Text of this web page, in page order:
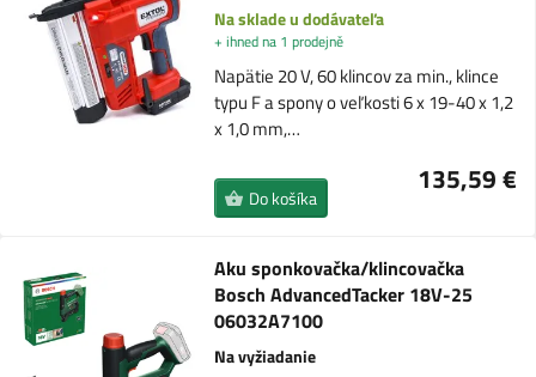
Na sklade u dodávateľa
+ ihned na 1 prodejně
Napätie 20 V, 60 klincov za min., klince
typu F a spony o veľkosti 6 x 19-40 x 1,2
x 1,0 mm,…
135,59 €
Do košíka
Aku sponkovačka/klincovačka
Bosch AdvancedTacker 18V-25
06032A7100
Na vyžiadanie